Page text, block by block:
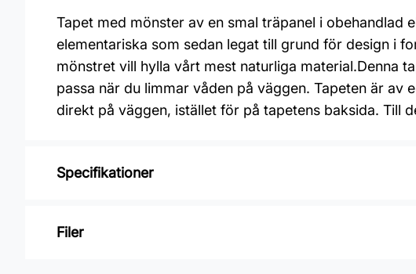
Tapet med mönster av en smal träpanel i obehandlad
elementariska som sedan legat till grund för design i
mönstret vill hylla vårt mest naturliga material.Denna
passa när du limmar våden på väggen. Tapeten är
direkt på väggen, istället för på tapetens baksida. Till
Specifikationer
Varumärke: Midbec Tapeter
Filer